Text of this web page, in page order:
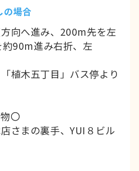
中！初心者の方も大歓
資格取得・スキルアッ
目的は十人十色です。
問合せください
びを申し上げます
厚情をいただき
の場合
向へ進み、200m先を左
90m進み右折、左
植木五丁目」バス停より
〇
さまの裏手、YUI８ビル